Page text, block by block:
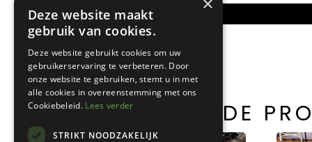
S0188
GERELATEERDE
Deze website maakt
gebruik van cookies.
Deze website gebruikt cookies om uw
gebruikerservaring te verbeteren. Door
onze website te gebruiken, stemt u in met
alle cookies in overeenstemming met ons
Cookiebeleid. Lees verder
STRIKT NOODZAKELIJK